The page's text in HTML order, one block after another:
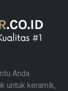
Anda
untuk keramik,